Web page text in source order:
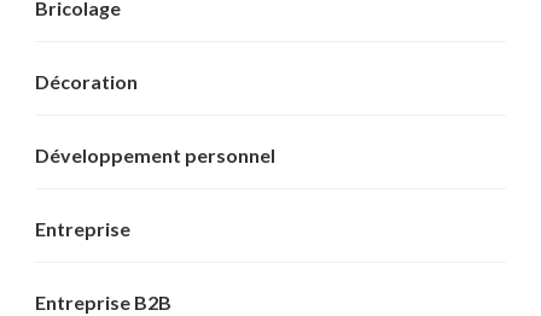
Bricolage
Décoration
Développement personnel
Entreprise
Entreprise B2B